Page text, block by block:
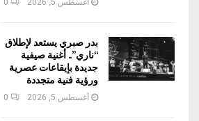
أغسطس 5, 2026 0
بدر صبري يستعد لإطلاق
“ناري”.. أغنية صيفية
جديدة بإيقاعات عصرية
ورؤية فنية متجددة
أغسطس 5, 2026 0